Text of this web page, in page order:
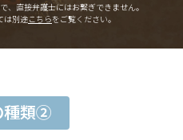
、 直接弁護士にはお繋ぎできません。
は別途こちらをご覧ください。
種類②